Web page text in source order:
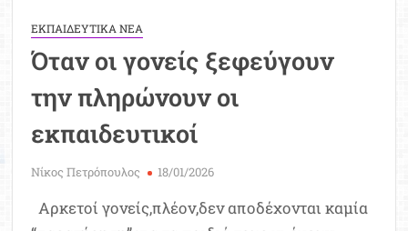
ΕΚΠΑΙΔΕΥΤΙΚΑ ΝΕΑ
Όταν οι γονείς ξεφεύγουν
την πληρώνουν οι
εκπαιδευτικοί
Νίκος Πετρόπουλος 18/01/2026
Αρκετοί γονείς,πλέον,δεν αποδέχονται καμία